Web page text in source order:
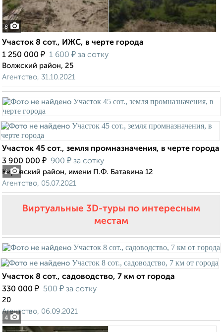
8
Участок 8 сот., ИЖС, в черте города
1 250 000 ₽ 1 600 ₽ за сотку
Волжский район, 25
Агентство, 31.10.2021
2
Участок 45 сот., земля промназначения, в черте города
3 900 000 ₽ 900 ₽ за сотку
Кировский район, имени П.Ф. Батавина 12
Агентство, 05.07.2021
Виртуальные 3D-туры по интересным
местам
4
Участок 8 сот., садоводство, 7 км от города
330 000 ₽ 500 ₽ за сотку
20
Агентство, 06.09.2021